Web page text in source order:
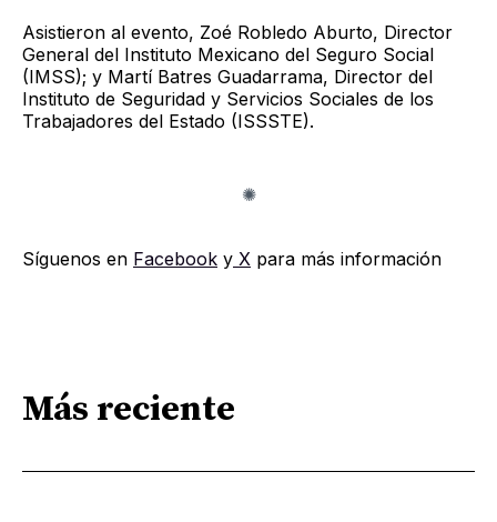
Asistieron al evento, Zoé Robledo Aburto, Director
General del Instituto Mexicano del Seguro Social
(IMSS); y Martí Batres Guadarrama, Director del
Instituto de Seguridad y Servicios Sociales de los
Trabajadores del Estado (ISSSTE).
Síguenos en Facebook y X para más información
Más reciente